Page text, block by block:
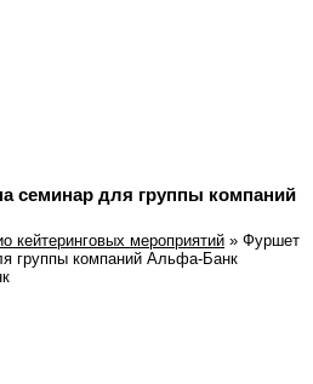
семинар для группы компаний
кейтеринговых мероприятий » Фуршет
группы компаний Альфа-Банк